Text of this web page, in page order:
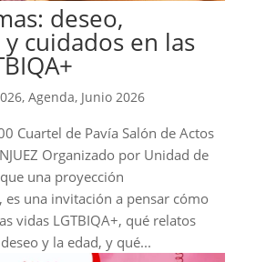
deseo,
cuidados en las
, Agenda, Junio 2026
Cuartel de Pavía Salón de Actos
Organizado por Unidad de
una proyección
es una invitación a pensar cómo
vidas LGTBIQA+, qué relatos
y la edad, y qué...